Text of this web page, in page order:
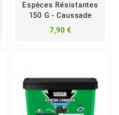
Espèces Résistantes
150 G - Caussade
7,90 €